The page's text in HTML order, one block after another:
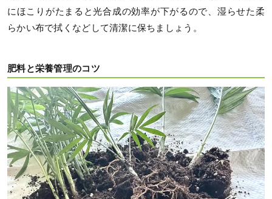
にほこりがたまると光合成の効率が下がるので、湿らせた柔
らかい布で拭くなどして清潔に保ちましょう。
肥料と栄養管理のコツ